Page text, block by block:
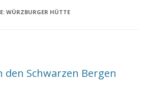
WÜRZBURGER HÜTTE
den Schwarzen Bergen